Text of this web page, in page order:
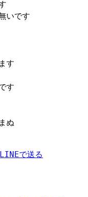
いです
す
す
ぬ